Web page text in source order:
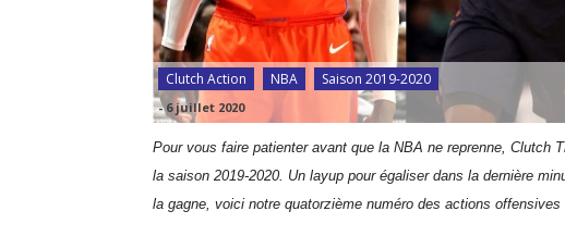
Clutch Action NBA Saison 2019-2020
-6 juillet 2020
Pour vous faire patienter avant que la NBA ne reprenne,
la saison 2019-2020. Un layup pour égaliser dans la dernière
la gagne, voici notre quatorzième numéro des actions